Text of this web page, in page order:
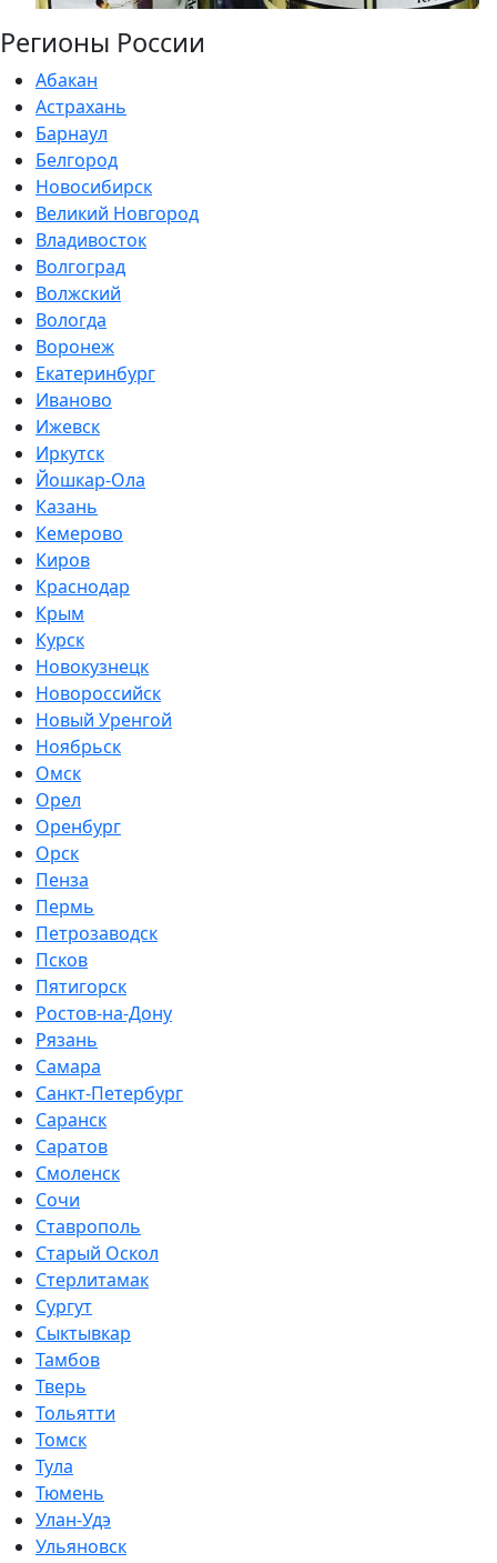
Регионы России
Абакан
Астрахань
Барнаул
Белгород
Новосибирск
Великий Новгород
Владивосток
Волгоград
Волжский
Вологда
Воронеж
Екатеринбург
Иваново
Ижевск
Иркутск
Йошкар-Ола
Казань
Кемерово
Киров
Краснодар
Крым
Курск
Новокузнецк
Новороссийск
Новый Уренгой
Ноябрьск
Омск
Орел
Оренбург
Орск
Пенза
Пермь
Петрозаводск
Псков
Пятигорск
Ростов-на-Дону
Рязань
Самара
Санкт-Петербург
Саранск
Саратов
Смоленск
Сочи
Ставрополь
Старый Оскол
Стерлитамак
Сургут
Сыктывкар
Тамбов
Тверь
Тольятти
Томск
Тула
Тюмень
Улан-Удэ
Ульяновск